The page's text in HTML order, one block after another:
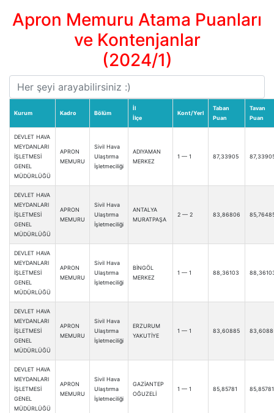
Apron Memuru Atama Puanları
ve Kontenjanlar
(2024/1)
Kurum Kadro Bölüm
İl
İlçe
Kont/Yerl
Taban
Puan
Tavan
Puan
DEVLET HAVA
MEYDANLARI
İŞLETMESİ
GENEL
MÜDÜRLÜĞÜ
APRON
MEMURU
Sivil Hava
Ulaştırma
İşletmeciliği
ADIYAMAN
MERKEZ
1 — 1 87,33905
DEVLET HAVA
MEYDANLARI
İŞLETMESİ
GENEL
MÜDÜRLÜĞÜ
APRON
MEMURU
Sivil Hava
Ulaştırma
İşletmeciliği
ANTALYA
MURATPAŞA
2 — 2 83,86806
DEVLET HAVA
MEYDANLARI
İŞLETMESİ
GENEL
MÜDÜRLÜĞÜ
APRON
MEMURU
Sivil Hava
Ulaştırma
İşletmeciliği
BİNGÖL
MERKEZ
1 — 1 88,36103
DEVLET HAVA
MEYDANLARI
İŞLETMESİ
GENEL
MÜDÜRLÜĞÜ
APRON
MEMURU
Sivil Hava
Ulaştırma
İşletmeciliği
ERZURUM
YAKUTİYE
1 — 1 83,60885
DEVLET HAVA
MEYDANLARI
İŞLETMESİ
GENEL
MÜDÜRLÜĞÜ
APRON
MEMURU
Sivil Hava
Ulaştırma
İşletmeciliği
GAZİANTEP
OĞUZELİ
1 — 1 85,85781 85,85781